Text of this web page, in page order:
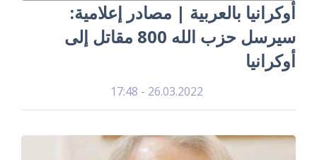
أوكرانيا بالعربية | مصادر إعلامية:
سيرسل حزب الله 800 مقاتل إلى
أوكرانيا
26.03.2022 - 17:48